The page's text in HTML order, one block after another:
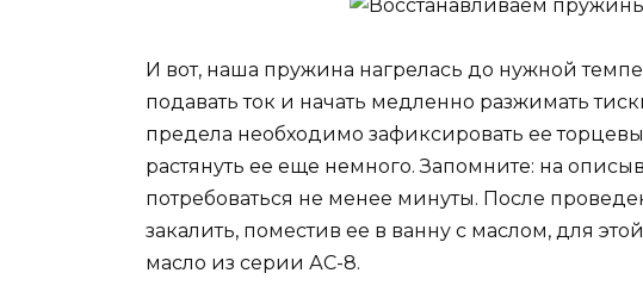
И вот, наша пружина нагрелась до нужной
подавать ток и начать медленно разжимать
предела необходимо зафиксировать ее
растянуть ее еще немного. Запомните: на
потребоваться не менее минуты. После
закалить, поместив ее в ванну с маслом, для
масло из серии АС-8.